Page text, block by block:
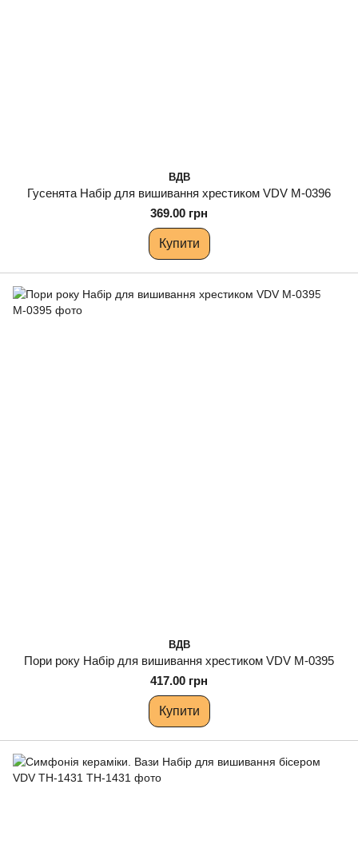
ВДВ
Гусенята Набір для вишивання хрестиком VDV М-0396
369.00 грн
Купити
ВДВ
Пори року Набір для вишивання хрестиком VDV М-0395
417.00 грн
Купити